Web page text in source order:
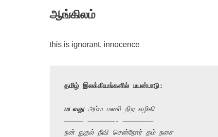
ஆங்கிலம்
this is ignorant, innocence
தமிழ் இலக்கியங்களில் பயன்பாடு:
மடவது அம்ம மணி நிற எழிலி
————– ———————- ———————–
நன் நுதல் நீவி சென்றோர் தம் நசை